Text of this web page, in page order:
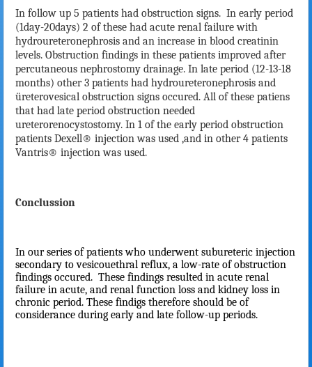
In follow up 5 patients had obstruction signs. In early period
(1day-20days) 2 of these had acute renal failure with
hydroureteronephrosis and an increase in blood creatinin
levels. Obstruction findings in these patients improved after
percutaneous nephrostomy drainage. In late period (12-13-18
months) other 3 patients had hydroureteronephrosis and
üreterovesical obstruction signs occured. All of these patiens
that had late period obstruction needed
ureterorenocystostomy. In 1 of the early period obstruction
patients Dexell® injection was used ,and in other 4 patients
Vantris® injection was used.
Conclussion
In our series of patients who underwent subureteric injection
secondary to vesicouethral reflux, a low-rate of obstruction
findings occured. These findings resulted in acute renal
failure in acute, and renal function loss and kidney loss in
chronic period. These findigs therefore should be of
considerance during early and late follow-up periods.